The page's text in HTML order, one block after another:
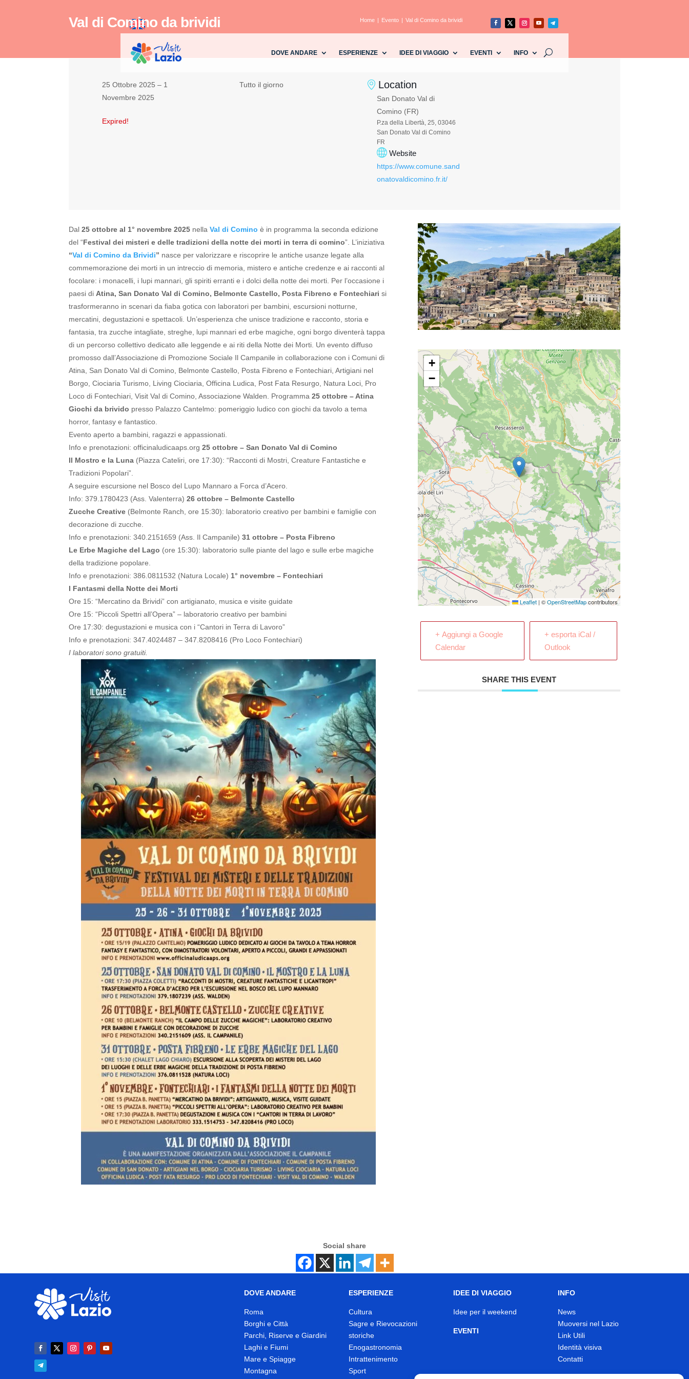
DOVE ANDARE ESPERIENZE IDEE DI VIAGGIO EVENTI INFO
Val di Comino da brividi Home Evento Val di Comino da brividi
25 Ottobre 2025 – 1
Novembre 2025
Expired!
Tutto il giorno Location
San Donato Val di
Comino (FR)
P.za della Libertà, 25, 03046
San Donato Val di Comino
FR
Website
https://www.comune.sand
onatovaldicomino.fr.it/
Dal25 ottobre al 1° novembre 2025 nellaVal di Comino è in programma la seconda edizione
del “Festival dei misteri e delle tradizionidella nottedei morti in terra di comino”. L’iniziativa
“Val di Comino da Brividi” nasce per valorizzare e riscoprire le antiche usanze legate alla
commemorazione dei morti in un intreccio di memoria, mistero e antiche credenze e ai racconti al
focolare: i monacelli, i lupi mannari, gli spiriti erranti e i dolci della notte dei morti. Per l’occasione i
paesi diAtina, San Donato Val di Comino, Belmonte Castello, Posta Fibreno e Fontechiari si
trasformeranno in scenari da fiaba gotica con laboratori per bambini, escursioni notturne,
mercatini, degustazioni e spettacoli. Un’esperienza che unisce tradizione e racconto, storia e
fantasia, tra zucche intagliate, streghe, lupi mannari ed erbe magiche, ogni borgo diventerà tappa
di un percorso collettivo dedicato alle leggende e ai riti della Notte dei Morti. Un evento diffuso
promosso dall’Associazione di Promozione Sociale Il Campanile in collaborazione con i Comuni di
Atina, San Donato Val di Comino, Belmonte Castello, Posta Fibreno e Fontechiari, Artigiani nel
Borgo, Ciociaria Turismo, Living Ciociaria, Officina Ludica, Post Fata Resurgo, Natura Loci, Pro
Loco di Fontechiari, Visit Val di Comino, Associazione Walden. Programma 25 ottobre – Atina
Giochi da brivido presso Palazzo Cantelmo: pomeriggio ludico con giochi da tavolo a tema
horror, fantasy e fantastico.
Evento aperto a bambini, ragazzi e appassionati.
Info e prenotazioni: officinaludicaaps.org 25 ottobre – San Donato Val di Comino
Il Mostro e la Luna (Piazza Cateliri, ore 17:30): “Racconti di Mostri, Creature Fantastiche e
Tradizioni Popolari”.
A seguire escursione nel Bosco del Lupo Mannaro a Forca d’Acero.
Info: 379.1780423 (Ass. Valenterra) 26 ottobre – Belmonte Castello
Zucche Creative (Belmonte Ranch, ore 15:30): laboratorio creativo per bambini e famiglie con
decorazione di zucche.
Info e prenotazioni: 340.2151659 (Ass. Il Campanile) 31 ottobre – Posta Fibreno
Le Erbe Magiche del Lago (ore 15:30): laboratorio sulle piante del lago e sulle erbe magiche
della tradizione popolare.
Info e prenotazioni: 386.0811532 (Natura Locale) 1° novembre – Fontechiari
I Fantasmi della Notte dei Morti
Ore 15: “Mercatino da Brividi” con artigianato, musica e visite guidate
Ore 15: “Piccoli Spettri all’Opera” – laboratorio creativo per bambini
Ore 17:30: degustazioni e musica con i “Cantori in Terra di Lavoro”
Info e prenotazioni: 347.4024487 – 347.8208416 (Pro Loco Fontechiari)
I laboratori sono gratuiti.
+
−
Leaflet | ©OpenStreetMapcontributors
+ Aggiungi a Google
Calendar
+ esporta iCal /
Outlook
SHARE THIS EVENT
Social share
DOVE ANDARE
Roma
Borghi e Città
Parchi, Riserve e Giardini
Laghi e Fiumi
Mare e Spiagge
Montagna
ESPERIENZE
Cultura
Sagre e Rievocazioni
storiche
Enogastronomia
Intrattenimento
Sport
IDEE DI VIAGGIO
Idee per il weekend
EVENTI
INFO
News
Muoversi nel Lazio
Link Utili
Identità visiva
Contatti